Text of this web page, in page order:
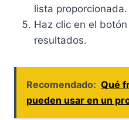
lista proporcionada.
Haz clic en el
resultados.
Recomendado: Qué
pueden usar en un